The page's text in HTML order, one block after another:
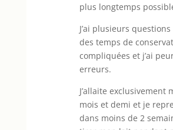
plus longtemps
J’ai plusieurs
des temps de
compliquées et j’ai
erreurs.
J’allaite exclusivement
mois et demi et je
dans moins de 2